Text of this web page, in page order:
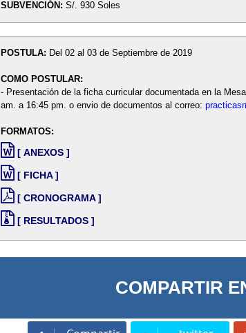
SUBVENCIÓN:S/. 930 Soles
POSTULA: Del 02 al 03 de Septiembre de 2019
COMO POSTULAR:
- Presentación de la ficha curricular documentada en la
am. a 16:45 pm. o envio de documentos al correo:
FORMATOS:
[ ANEXOS ]
[ FICHA ]
[ CRONOGRAMA ]
[ RESULTADOS ]
COMPARTIR